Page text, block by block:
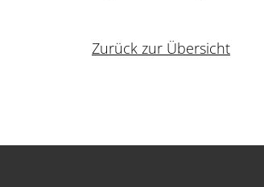
Zurück zur Übersicht